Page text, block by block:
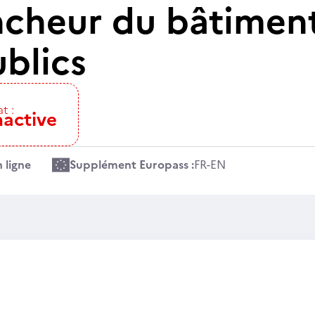
du
:
ligne Supplément Europass :FR-EN